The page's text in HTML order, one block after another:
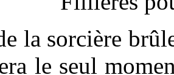
la sorcière
le seul